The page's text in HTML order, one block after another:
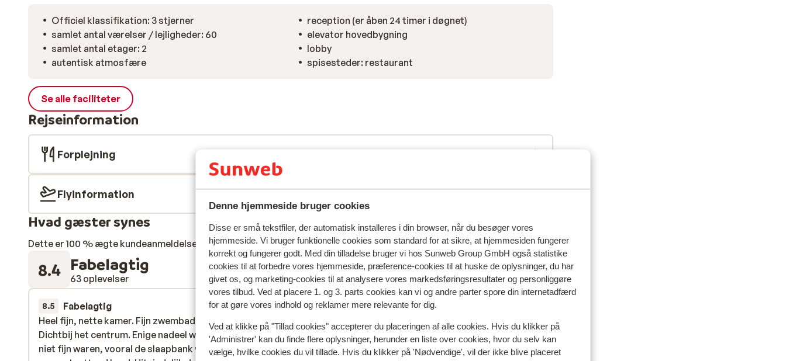
Denne hjemmeside bruger cookies
Disse er små tekstfiler, der automatisk installeres i din browser, når du besøger vores
hjemmeside. Vi bruger funktionelle cookies som standard for at sikre, at hjemmesiden fungerer
korrekt og fungerer godt. Med din tilladelse bruger vi hos Sunweb Group GmbH også statistike
cookies til at forbedre vores hjemmeside, præference-cookies til at huske de oplysninger, du har
givet os, og marketing-cookies til at analysere vores markedsføringsresultater og personliggøre
vores tilbud. Ved at placere 1. og 3. parts cookies kan vi og andre parter spore din internetadfærd
for at gøre vores indhold og reklamer mere relevante for dig.
Ved at klikke på "Tillad cookies" accepterer du placeringen af alle cookies. Hvis du klikker på
'Administrer' kan du finde flere oplysninger, herunder en liste over cookies, hvor du selv kan
vælge, hvilke cookies du vil tillade. Hvis du klikker på 'Nødvendige', vil der ikke blive placeret
Officiel klassifikation: 3 stjerner
samlet antal værelser / lejligheder: 60
samlet antal etager: 2
autentisk atmosfære
reception (er åben 24 timer i døgnet)
elevator hovedbygning
lobby
spisesteder: restaurant
Se alle faciliteter
Rejseinformation
Forplejning
Flyinformation
Hvad gæster synes
Dette er 100 % ægte kundeanmeldelser, der ærligt afspejler deres oplevelser med vores produkt.Mere om anmeldelser
8.4 Fabelagtig
63 oplevelser Mest booket af med partner
8.5 Fabelagtig
for 3 uger siden
Heel fijn, nette kamer. Fijn zwembad. Aardig personeel.
Dichtbij het centrum. Enige nadeel was dat de bedden
niet fijn waren, vooral de slaapbank voor onze zoon
Heel fijn, nette kamer. Fijn zwembad. Aardig personeel.
Dichtbij het centrum. Enige nadeel was dat de bedden
niet fijn waren, vooral de slaapbank voor onze zoon
8.0 Fabelagtig
Très agréable accueil top de la réception au bar
toujours le sourire
Très agréable accueil top de la réception au bar
toujours le sourire
Oversæt til dansk (DA)